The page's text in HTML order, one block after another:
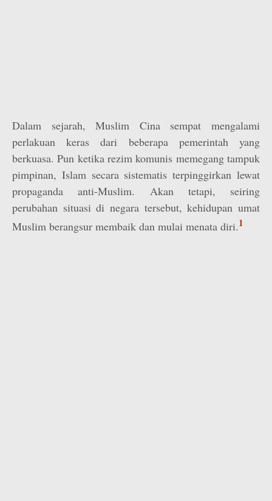
Dalam sejarah, Muslim Cina sempat mengalami
perlakuan keras dari beberapa pemerintah yang
berkuasa. Pun ketika rezim komunis memegang tampuk
pimpinan, Islam secara sistematis terpinggirkan lewat
propaganda anti-Muslim. Akan tetapi, seiring
perubahan situasi di negara tersebut, kehidupan umat
Muslim berangsur membaik dan mulai menata diri.1